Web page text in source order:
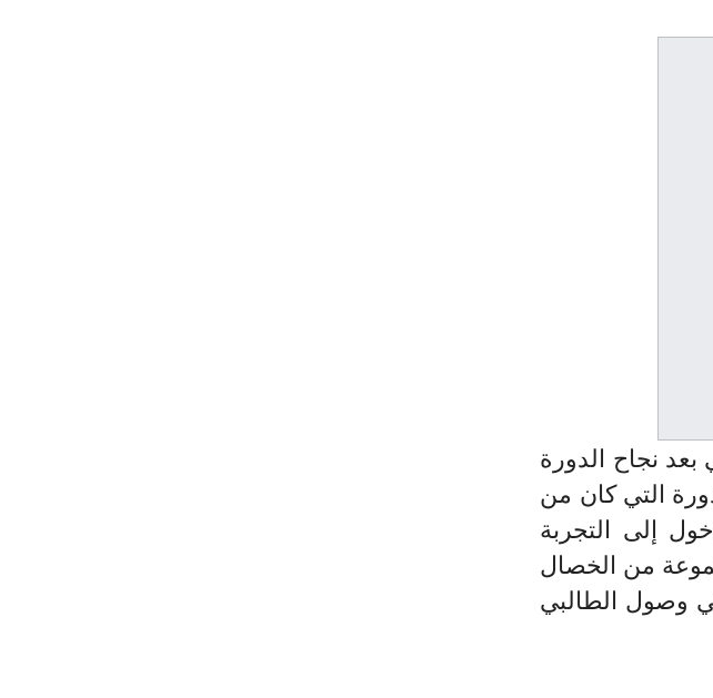
نجاح الدورة
بطنجة يوم 17 ماي، وهي الدورة التي كان من
إلى التجربة
من الخصال
وصول الطالبي